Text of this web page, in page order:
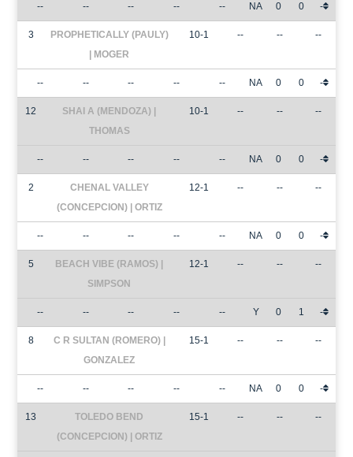
-- -- -- -- -- NA 0 0 -
3
PROPHETICALLY (PAULY)
| MOGER
10-1 -- -- --
-- -- -- -- -- NA 0 0 -
12
SHAI A (MENDOZA) |
THOMAS
10-1 -- -- --
-- -- -- -- -- NA 0 0 -
2
CHENAL VALLEY
(CONCEPCION) | ORTIZ
12-1 -- -- --
-- -- -- -- -- NA 0 0 -
5
BEACH VIBE (RAMOS) |
SIMPSON
12-1 -- -- --
-- -- -- -- -- Y 0 1 -
8
C R SULTAN (ROMERO) |
GONZALEZ
15-1 -- -- --
-- -- -- -- -- NA 0 0 -
13
TOLEDO BEND
(CONCEPCION) | ORTIZ
15-1 -- -- --